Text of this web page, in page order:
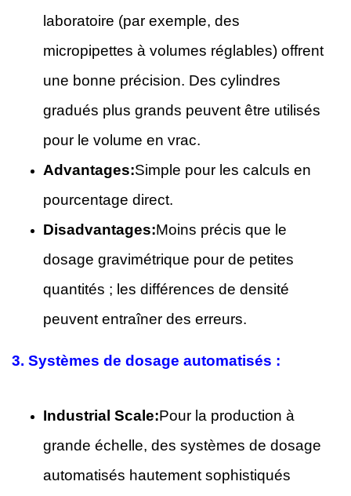
laboratoire (par exemple, des
micropipettes à volumes réglables) offrent
une bonne précision. Des cylindres
gradués plus grands peuvent être utilisés
pour le volume en vrac.
Advantages:Simple pour les calculs en
pourcentage direct.
Disadvantages:Moins précis que le
dosage gravimétrique pour de petites
quantités ; les différences de densité
peuvent entraîner des erreurs.
3. Systèmes de dosage automatisés :
Industrial Scale:Pour la production à
grande échelle, des systèmes de dosage
automatisés hautement sophistiqués